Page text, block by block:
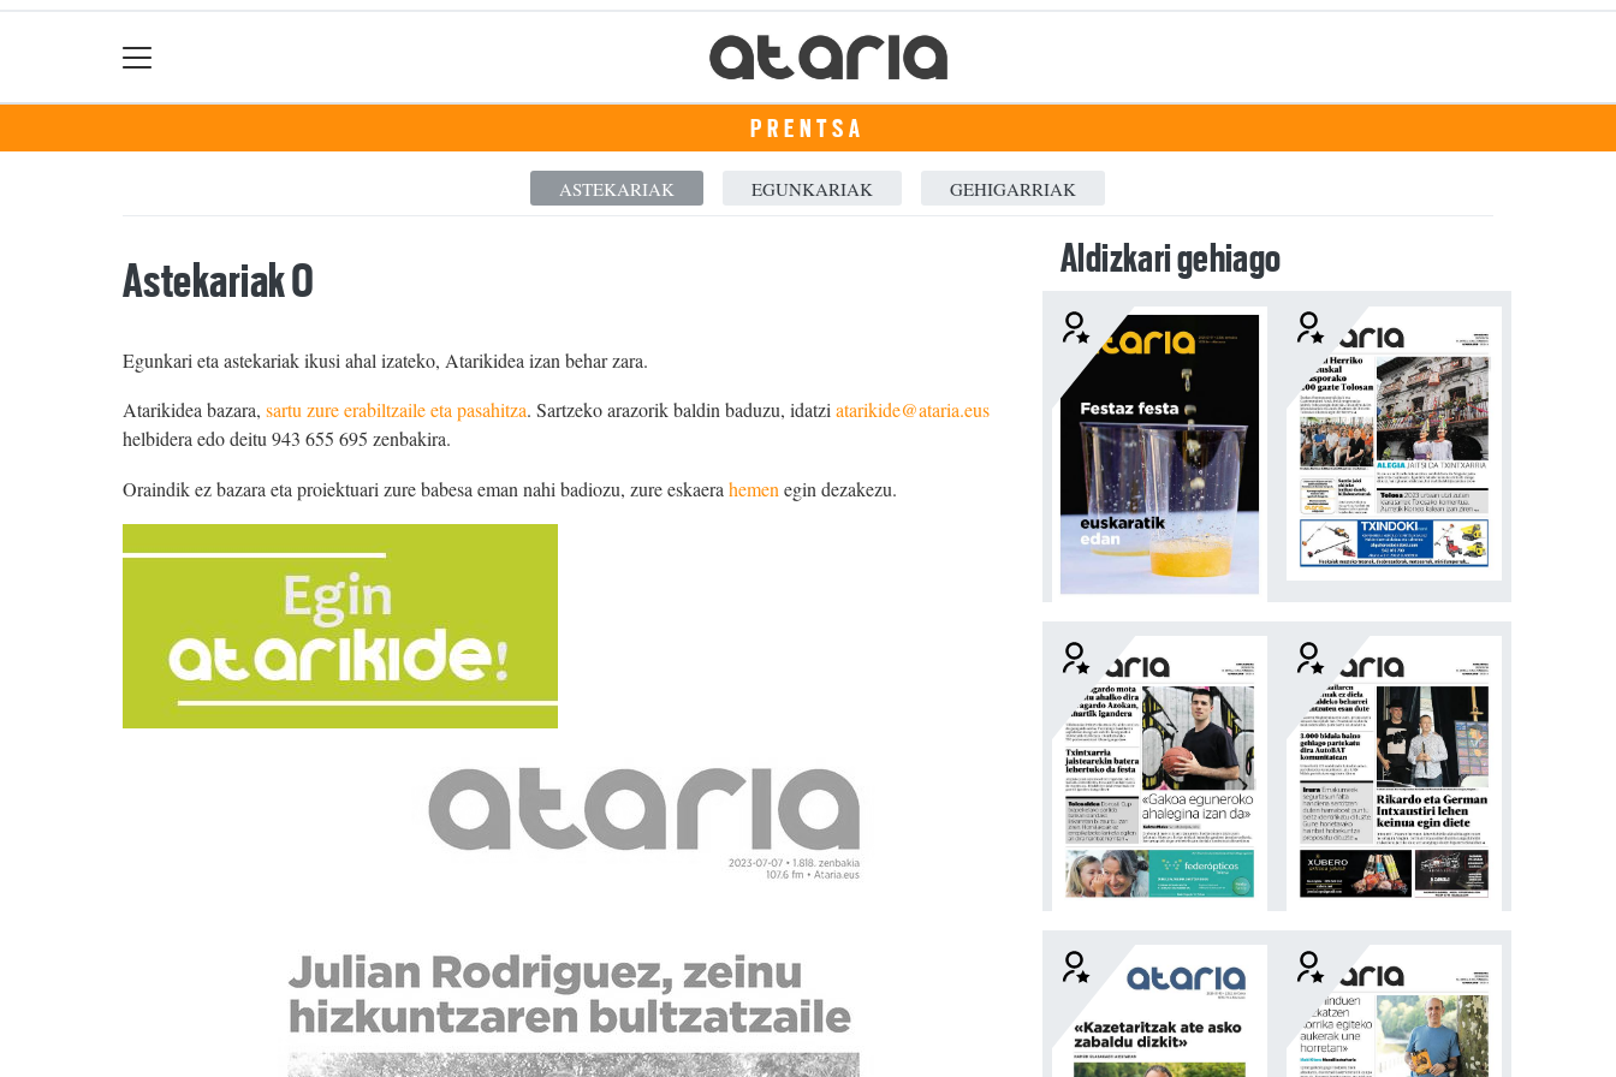
PRENTSA
ASTEKARIAK EGUNKARIAK GEHIGARRIAK
Astekariak 0
Egunkari eta astekariak ikusi ahal izateko, Atarikidea izan behar zara.
Atarikidea bazara, sartu zure erabiltzaile eta pasahitza. Sartzeko arazorik baldin baduzu, idatziatarikide@ataria.eus
helbidera edo deitu 943 655 695 zenbakira.
Oraindik ez bazara eta proiektuari zure babesa eman nahi badiozu, zure eskaera hemen egin dezakezu.
Aldizkari gehiago